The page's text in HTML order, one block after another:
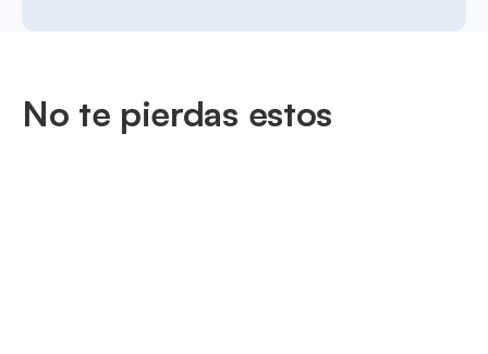
No te pierdas estos